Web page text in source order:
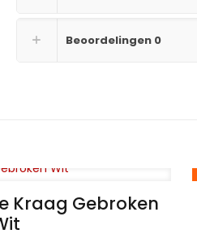
Beoordelingen 0
Kraag Gebroken